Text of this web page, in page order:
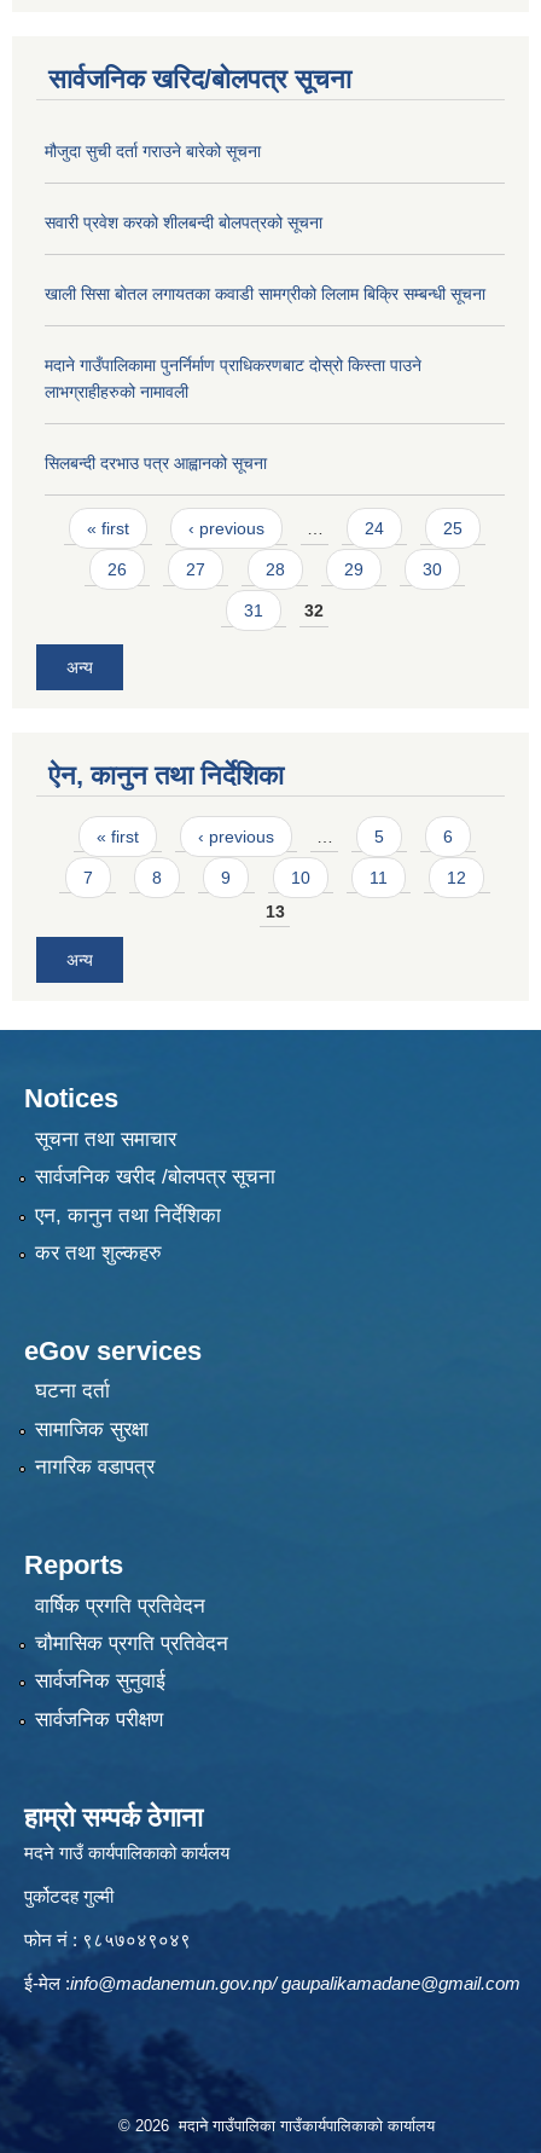
सार्वजनिक खरिद/बोलपत्र सूचना
मौजुदा सुची दर्ता गराउने बारेको सूचना
सवारी प्रवेश करको शीलबन्दी बोलपत्रको सूचना
खाली सिसा बोतल लगायतका कवाडी सामग्रीको लिलाम बिक्रि सम्बन्धी सूचना
मदाने गाउँपालिकामा पुनर्निर्माण प्राधिकरणबाट दोस्रो किस्ता पाउने
लाभग्राहीहरुको नामावली
सिलबन्दी दरभाउ पत्र आह्वानको सूचना
Pages
« first ‹ previous … 24 25
26 27 28 29 30
31 32
अन्य
ऐन, कानुन तथा निर्देशिका
Pages
« first ‹ previous 5 6
7 8 9 10 11
12
13
अन्य
Notices
सूचना तथा समाचार
सार्वजनिक खरीद /बोलपत्र सूचना
एन, कानुन तथा निर्देशिका
कर तथा शुल्कहरु
eGov services
घटना दर्ता
सामाजिक सुरक्षा
नागरिक वडापत्र
Reports
वार्षिक प्रगति प्रतिवेदन
चौमासिक प्रगति प्रतिवेदन
सार्वजनिक सुनुवाई
सार्वजनिक परीक्षण
हाम्रो सम्पर्क ठेगाना
मदने गाउँ कार्यपालिकाको कार्यलय
पुर्कोटदह गुल्मी
फोन नं : ९८५७०४९०४९
ई-मेल :info@madanemun.gov.np/gaupalikamadane@gmail.com
© 2026 मदाने गाउँपालिका गाउँकार्यपालिकाको कार्यालय